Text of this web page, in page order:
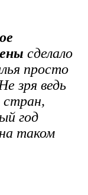
сделало
просто
зря ведь
стран,
год
таком